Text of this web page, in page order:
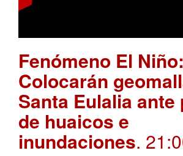
Fenómeno El Niño:
Colocarán
Santa Eulalia ante
de huaicos e
inundaciones.